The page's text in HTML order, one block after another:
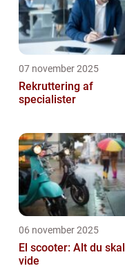
07 november 2025
Rekruttering af
specialister
06 november 2025
El scooter: Alt du skal
vide